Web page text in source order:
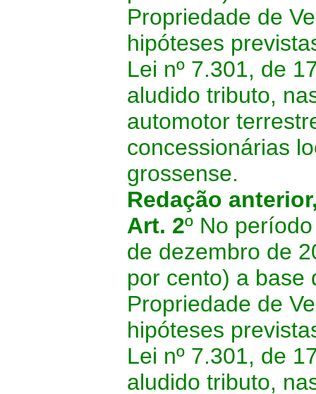
Propriedade de
hipóteses
Lei nº 7.301, de
aludido tributo,
automotor
concessionárias
grossense.
Redação
Art. 2º No
de dezembro de
por cento) a base
Propriedade de
hipóteses
Lei nº 7.301, de
aludido tributo,